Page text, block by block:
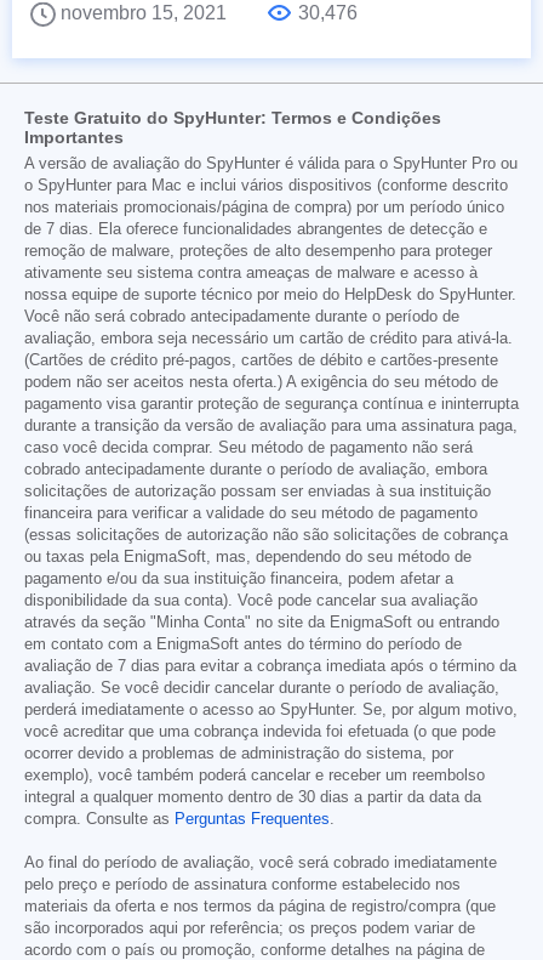
novembro 15, 2021
30,476
Teste Gratuito do SpyHunter: Termos e Condições
Importantes
A versão de avaliação do SpyHunter é válida para o SpyHunter Pro ou
o SpyHunter para Mac e inclui vários dispositivos (conforme descrito
nos materiais promocionais/página de compra) por um período único
de 7 dias. Ela oferece funcionalidades abrangentes de detecção e
remoção de malware, proteções de alto desempenho para proteger
ativamente seu sistema contra ameaças de malware e acesso à
nossa equipe de suporte técnico por meio do HelpDesk do SpyHunter.
Você não será cobrado antecipadamente durante o período de
avaliação, embora seja necessário um cartão de crédito para ativá-la.
(Cartões de crédito pré-pagos, cartões de débito e cartões-presente
podem não ser aceitos nesta oferta.) A exigência do seu método de
pagamento visa garantir proteção de segurança contínua e ininterrupta
durante a transição da versão de avaliação para uma assinatura paga,
caso você decida comprar. Seu método de pagamento não será
cobrado antecipadamente durante o período de avaliação, embora
solicitações de autorização possam ser enviadas à sua instituição
financeira para verificar a validade do seu método de pagamento
(essas solicitações de autorização não são solicitações de cobrança
ou taxas pela EnigmaSoft, mas, dependendo do seu método de
pagamento e/ou da sua instituição financeira, podem afetar a
disponibilidade da sua conta). Você pode cancelar sua avaliação
através da seção "Minha Conta" no site da EnigmaSoft ou entrando
em contato com a EnigmaSoft antes do término do período de
avaliação de 7 dias para evitar a cobrança imediata após o término da
avaliação. Se você decidir cancelar durante o período de avaliação,
perderá imediatamente o acesso ao SpyHunter. Se, por algum motivo,
você acreditar que uma cobrança indevida foi efetuada (o que pode
ocorrer devido a problemas de administração do sistema, por
exemplo), você também poderá cancelar e receber um reembolso
integral a qualquer momento dentro de 30 dias a partir da data da
compra. Consulte as Perguntas Frequentes
Ao final do período de avaliação, você será cobrado imediatamente
pelo preço e período de assinatura conforme estabelecido nos
materiais da oferta e nos termos da página de registro/compra (que
são incorporados aqui por referência; os preços podem variar de
acordo com o país ou promoção, conforme detalhes na página de